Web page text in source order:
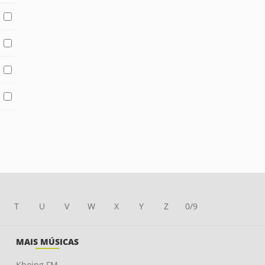
T U V W X Y Z 0/9
MAIS MÚSICAS